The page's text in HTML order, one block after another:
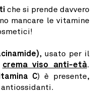
che si prende davvero
mancare le vitamine
, usato per il
crema viso anti-età.
C) è presente,